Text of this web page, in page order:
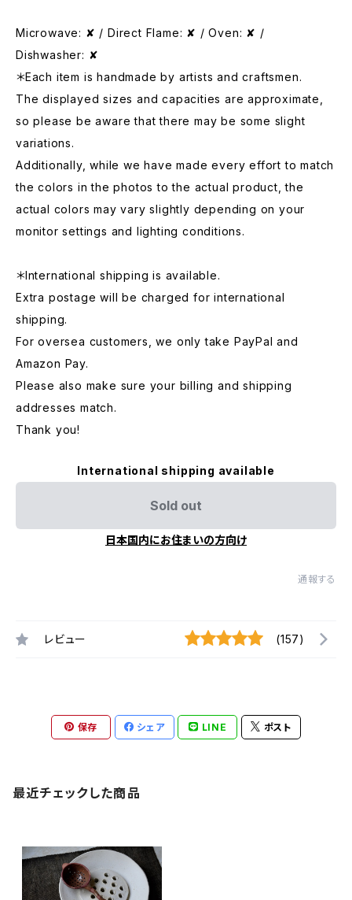
Microwave: ✘ / Direct Flame: ✘ / Oven: ✘ /
Dishwasher: ✘
＊Each item is handmade by artists and craftsmen.
The displayed sizes and capacities are approximate,
so please be aware that there may be some slight
variations.
Additionally, while we have made every effort to match
the colors in the photos to the actual product, the
actual colors may vary slightly depending on your
monitor settings and lighting conditions.
＊International shipping is available.
Extra postage will be charged for international
shipping.
For oversea customers, we only take PayPal and
Amazon Pay.
Please also make sure your billing and shipping
addresses match.
Thank you!
International shipping available
Sold out
日本国内にお住まいの方向け
通報する
レビュー (157)
保存 シェア LINE ポスト
最近チェックした商品